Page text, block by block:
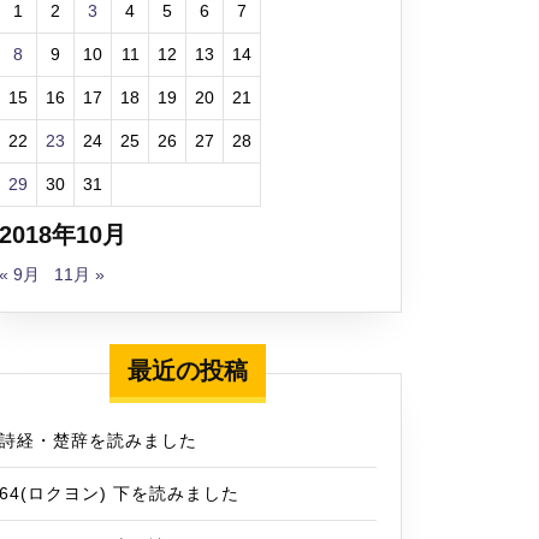
2018年10月
1 2 3 4 5 6 7
8 9 10 11 12 13 14
15 16 17 18 19 20 21
22 23 24 25 26 27 28
29 30 31
« 9月 11月 »
最近の投稿
詩経・楚辞を読みました
64(ロクヨン) 下を読みました